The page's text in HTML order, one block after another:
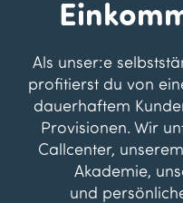
Als unser:e
profitierst du von
dauerhaftem
Provisionen. Wir
Callcenter,
Akademie,
und